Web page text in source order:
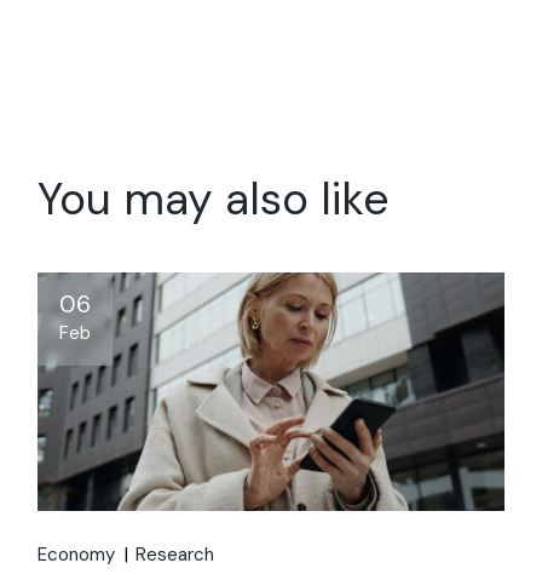
You may also like
06
Feb
Economy Research